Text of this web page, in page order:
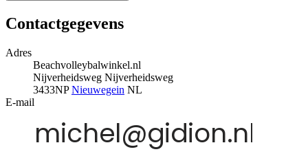
Contactgegevens
Adres
Beachvolleybalwinkel.nl
Nijverheidsweg Nijverheidsweg
3433NPNieuwegein NL
E-mail